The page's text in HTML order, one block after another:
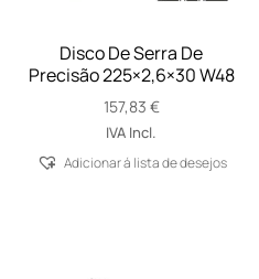
Disco De Serra De
Precisão 225×2,6×30 W48
157,83 €
IVA Incl.
Adicionar á lista de desejos